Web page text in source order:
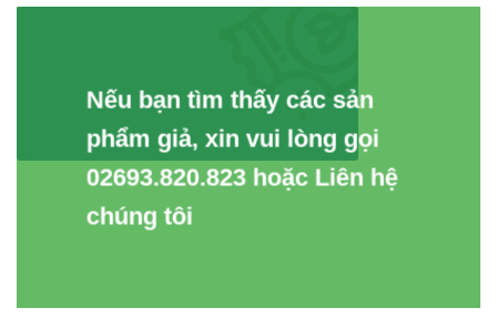
Nếu bạn tìm thấy các sản
phẩm giả, xin vui lòng gọi
02693.820.823 hoặc Liên hệ
chúng tôi